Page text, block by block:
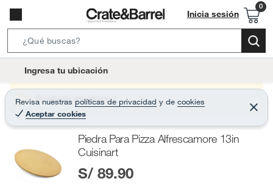
Inicia sesión
e
r
c
B
t
Ingresa tu ubicación
Revisa nuestras políticas de privacidad y de cookies
Aceptar cookies
C
e
r
Producto sin stock :(
Piedra Para Pizza Alfrescamore 13in
Cuisinart
S/ 89.90